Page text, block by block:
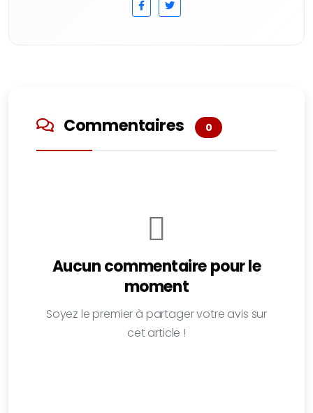
Commentaires 0
Aucun commentaire pour le
moment
Soyez le premier à partager votre avis sur
cet article !